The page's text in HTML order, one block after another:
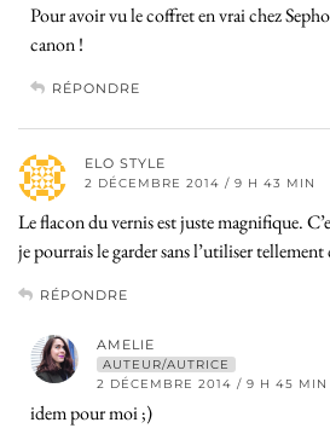
Pour avoir vu le coffret en vrai chez
canon !
RÉPONDRE
ELO STYLE
2 DÉCEMBRE 2014 / 9 H 43 MIN
Le flacon du vernis est juste magnifique.
je pourrais le garder sans l’utiliser tellement
RÉPONDRE
AMELIE
AUTEUR/AUTRICE
2 DÉCEMBRE 2014 / 9 H 45 MIN
idem pour moi ;)